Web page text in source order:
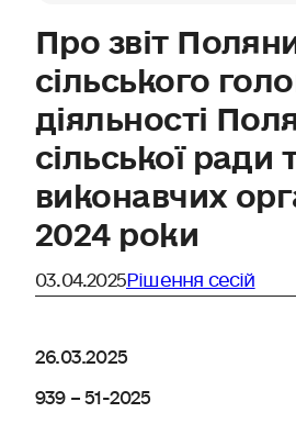
Про звіт
сільського
діяльності
сільської ради
виконавчих
2024 роки
03.04.2025Рішення сесій
26.03.2025
939 – 51-2025